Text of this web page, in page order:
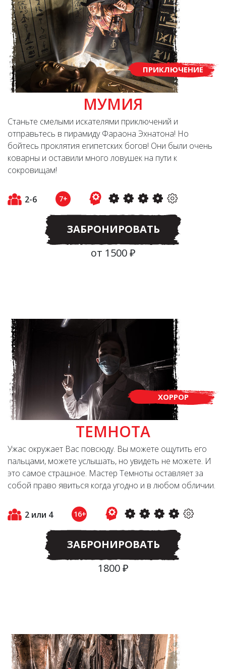
ПРИКЛЮЧЕНИЕ
МУМИЯ
Станьте смелыми искателями приключений и
отправьтесь в пирамиду Фараона Эхнатона! Но
бойтесь проклятия египетских богов! Они были очень
коварны и оставили много ловушек на пути к
сокровищам!
2-6 7+
ЗАБРОНИРОВАТЬ
от 1500 ₽
ХОРРОР
ТЕМНОТА
Ужас окружает Вас повсюду. Вы можете ощутить его
пальцами, можете услышать, но увидеть не можете. И
это самое страшное. Мастер Темноты оставляет за
собой право явиться когда угодно и в любом обличии.
2 или 4 16+
ЗАБРОНИРОВАТЬ
1800 ₽